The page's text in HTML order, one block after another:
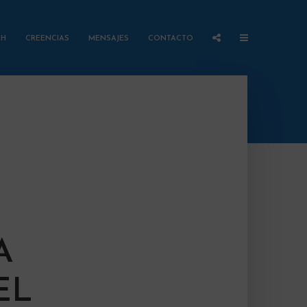
CREENCIAS MENSAJES CONTACTO